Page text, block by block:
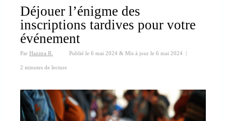
Déjouer l’énigme des
inscriptions tardives pour votre
événement
Par Hanitra R. Publié le 6 mai 2024 & Mis à jour le 6 mai 2024 |
2 minutes de lecture